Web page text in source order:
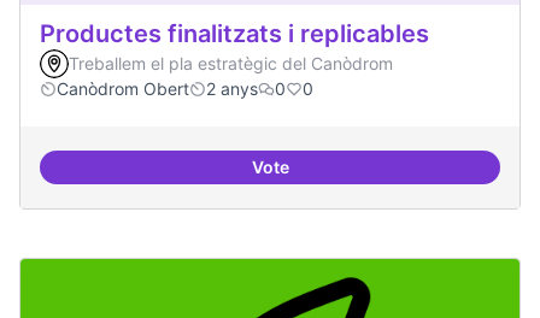
Productes finalitzats i replicables
Treballem el pla estratègic del Canòdrom
Canòdrom Obert
2 anys 0 0
VoteProductes finalitzats i